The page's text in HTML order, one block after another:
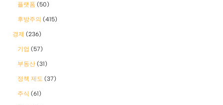
플랫폼 (50)
후방주의 (415)
경제 (236)
기업 (57)
부동산 (31)
정책 제도 (37)
주식 (61)